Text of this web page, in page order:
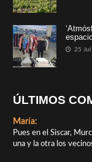
25 Jul
ÚLTIMOS
María:
Pues en el Siscar,
una y la otra los